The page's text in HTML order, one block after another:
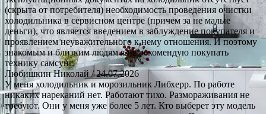
(скрыта от потребителя) необходимость проведения очистки
холодильника в сервисном центре (причем за не малые
деньги), что является введением в заблуждение покупателя и
проявлением неуважительного к нему отношения. И поэтому
знакомым и близким людям я не рекомендую покупать
технику самсунг.
Любишкин Николай / 24.07.2026
У меня холодильник и морозильник Либхерр. По работе
никаких нареканий нет. Работают тихо. Размораживания не
требуют. Они у меня уже более 5 лет. Кто выберет эту модель